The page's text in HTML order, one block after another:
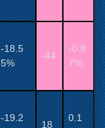
-18.5
5%
-44
-0.8
7%
-19.2
18
0.1